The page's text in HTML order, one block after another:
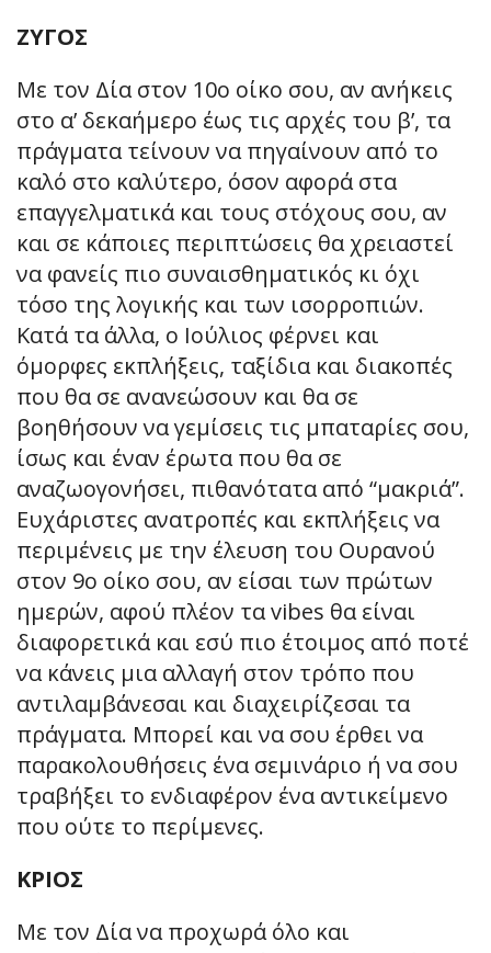
ΖΥΓΟΣ
Με τον Δία στον 10ο οίκο σου, αν ανήκεις
στο α’ δεκαήμερο έως τις αρχές του β’, τα
πράγματα τείνουν να πηγαίνουν από το
καλό στο καλύτερο, όσον αφορά στα
επαγγελματικά και τους στόχους σου, αν
και σε κάποιες περιπτώσεις θα χρειαστεί
να φανείς πιο συναισθηματικός κι όχι
τόσο της λογικής και των ισορροπιών.
Κατά τα άλλα, ο Ιούλιος φέρνει και
όμορφες εκπλήξεις, ταξίδια και διακοπές
που θα σε ανανεώσουν και θα σε
βοηθήσουν να γεμίσεις τις μπαταρίες σου,
ίσως και έναν έρωτα που θα σε
αναζωογονήσει, πιθανότατα από “μακριά”.
Ευχάριστες ανατροπές και εκπλήξεις να
περιμένεις με την έλευση του Ουρανού
στον 9ο οίκο σου, αν είσαι των πρώτων
ημερών, αφού πλέον τα vibes θα είναι
διαφορετικά και εσύ πιο έτοιμος από ποτέ
να κάνεις μια αλλαγή στον τρόπο που
αντιλαμβάνεσαι και διαχειρίζεσαι τα
πράγματα. Μπορεί και να σου έρθει να
παρακολουθήσεις ένα σεμινάριο ή να σου
τραβήξει το ενδιαφέρον ένα αντικείμενο
που ούτε το περίμενες.
ΚΡΙΟΣ
Με τον Δία να προχωρά όλο και